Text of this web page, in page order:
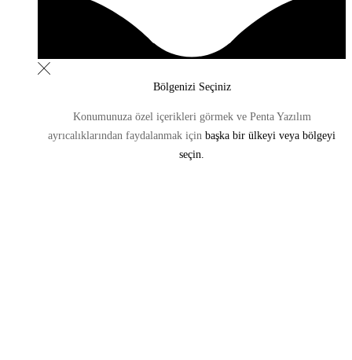
Bölgenizi Seçiniz
Konumunuza özel içerikleri görmek ve Penta Yazılım
ayrıcalıklarından faydalanmak için başka bir ülkeyi veya bölgeyi
seçin.